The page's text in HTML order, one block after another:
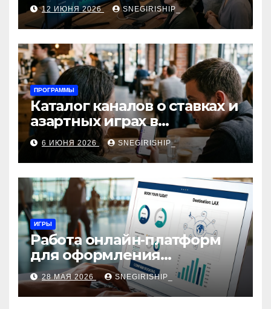
интеграция
12 ИЮНЯ 2026 SNEGIRISHIP_
ПРОГРАММЫ
Каталог каналов о ставках и
азартных играх в
мессенджерах
6 ИЮНЯ 2026 SNEGIRISHIP_
ИГРЫ
Работа онлайн‑платформ
для оформления
авиабилетов: алгоритмы,
сборы и безопасность
28 МАЯ 2026 SNEGIRISHIP_